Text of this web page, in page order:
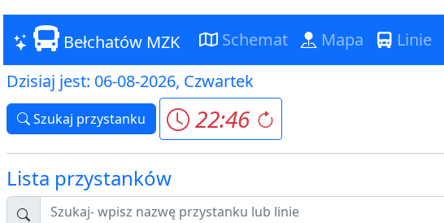
Bełchatów MZK Schemat Mapa Linie
Dzisiaj jest: 06-08-2026, Czwartek
Szukaj przystanku 22:46
Lista przystanków